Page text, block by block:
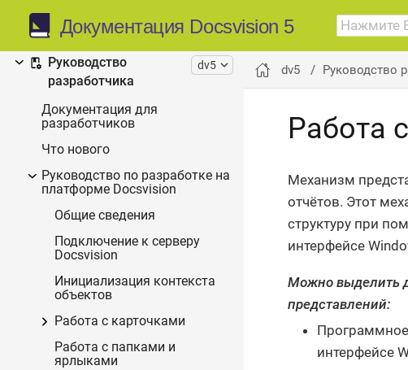
Документация Docsvision 5
Дополнительная
документация
Руководство
разработчика
dv5
Документация для
разработчиков
Что нового
Руководство по разработке на
платформе Docsvision
Общие сведения
Подключение к серверу
Docsvision
Инициализация контекста
объектов
Работа с карточками
Работа с папками и
ярлыками
dv5 Руководство
Работа
Механизм
отчётов. Этот
структуру при
интерфейсе
Можно выделить
представлений:
Программное
интерфейсе